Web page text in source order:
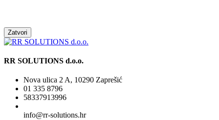
Zatvori
RR SOLUTIONS d.o.o.
Nova ulica 2 A, 10290 Zaprešić
01 335 8796
58337913996
info@rr-solutions.hr